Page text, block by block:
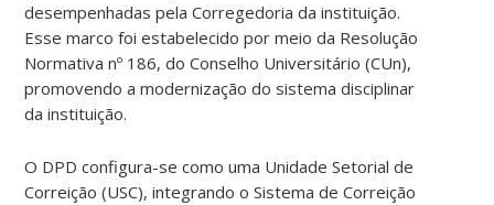
desempenhadas pela Corregedoria da instituição.
Esse marco foi estabelecido por meio da Resolução
Normativa nº 186, do Conselho Universitário (CUn),
promovendo a modernização do sistema disciplinar
da instituição.
O DPD configura-se como uma Unidade Setorial de
Correição (USC), integrando o Sistema de Correição